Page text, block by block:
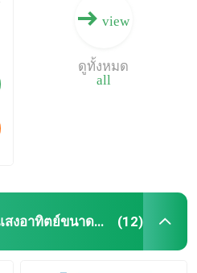
view
all
ดูทั้งหมด
เครื่องทำน้ำอุ่นพลังงานแสงอาทิตย์ขนาดกะทัดรัด (12)